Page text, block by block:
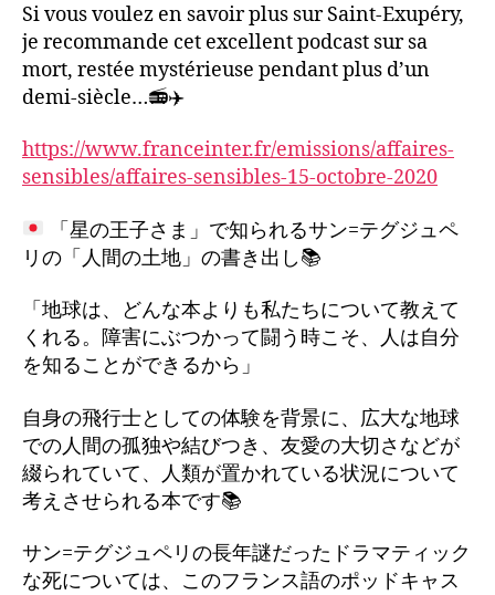
Si vous voulez en savoir plus sur Saint-Exupéry,
je recommande cet excellent podcast sur sa
mort, restée mystérieuse pendant plus d’un
demi-siècle…📻✈️
https://www.franceinter.fr/emissions/affaires-
sensibles/affaires-sensibles-15-octobre-2020
「星の王子さま」で知られるサン=テグジュペ
リの「人間の土地」の書き出し📚
「地球は、どんな本よりも私たちについて教えて
くれる。障害にぶつかって闘う時こそ、人は自分
を知ることができるから」
自身の飛行士としての体験を背景に、広大な地球
での人間の孤独や結びつき、友愛の大切さなどが
綴られていて、人類が置かれている状況について
考えさせられる本です📚
サン=テグジュペリの長年謎だったドラマティック
な死については、このフランス語のポッドキャス